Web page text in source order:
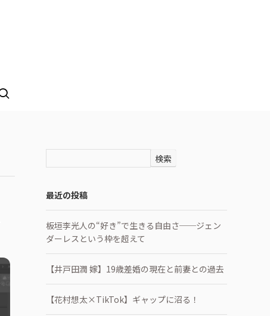
検索
最近の投稿
板垣李光人の“好き”で生きる自由さ──ジェン
ダーレスという枠を超えて
【井戸田潤 嫁】19歳差婚の現在と前妻との過去
【花村想太×TikTok】ギャップに沼る！